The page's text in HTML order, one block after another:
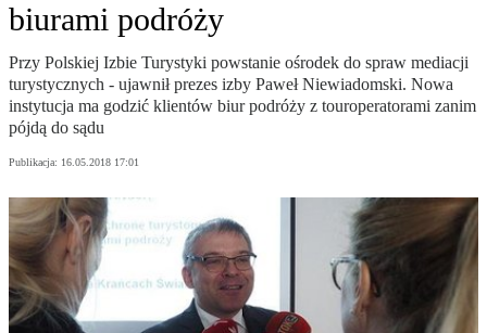
biurami podróży
Przy Polskiej Izbie Turystyki powstanie ośrodek do spraw mediacji
turystycznych - ujawnił prezes izby Paweł Niewiadomski. Nowa
instytucja ma godzić klientów biur podróży z touroperatorami zanim
pójdą do sądu
Publikacja: 16.05.2018 17:01